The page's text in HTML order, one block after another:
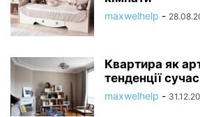
maxwelhelp -
Квартира як
тенденції
maxwelhelp -